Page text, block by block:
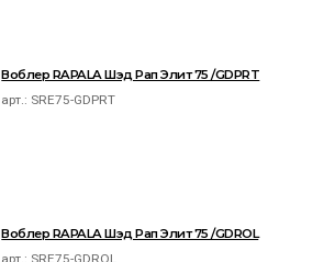
Воблер RAPALA Шэд Рап Элит 75 /GDPRT
арт.: SRE75-GDPRT
Воблер RAPALA Шэд Рап Элит 75 /GDROL